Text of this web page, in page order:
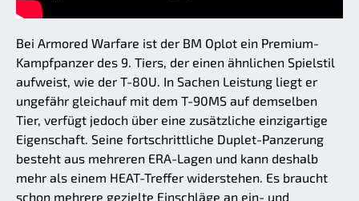
Bei Armored Warfare ist der BM Oplot ein Premium-
Kampfpanzer des 9. Tiers, der einen ähnlichen Spielstil
aufweist, wie der T-80U. In Sachen Leistung liegt er
ungefähr gleichauf mit dem T-90MS auf demselben
Tier, verfügt jedoch über eine zusätzliche einzigartige
Eigenschaft. Seine fortschrittliche Duplet-Panzerung
besteht aus mehreren ERA-Lagen und kann deshalb
mehr als einem HEAT-Treffer widerstehen. Es braucht
schon mehrere gezielte Einschläge an ein- und